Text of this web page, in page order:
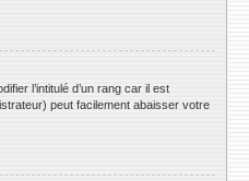
l’intitulé d’un rang car il est
peut facilement abaisser votre